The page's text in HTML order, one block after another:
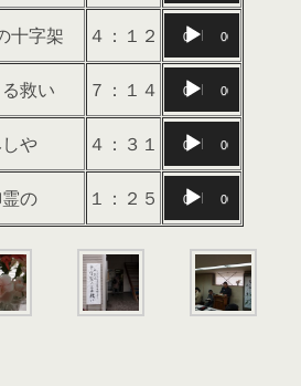
ヤ
ーー
ヤ
ー
プ
レ
ー
ヤ
ー
十字架 ４：１２
音
声
プ
レ
ー
ヤ
ー
00:00 00:00
救い ７：１４
音
声
プ
レ
ー
ヤ
ー
00:00 00:00
や ４：３１
音
声
プ
レ
ー
ヤ
ー
00:00 00:00
の １：２５
音
声
プ
レ
ー
00:00 00:00